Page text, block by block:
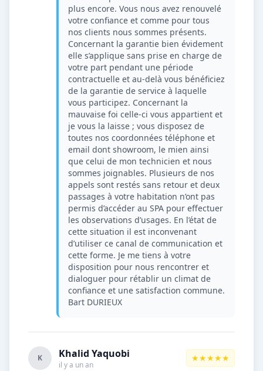
plus encore. Vous nous avez renouvelé
votre confiance et comme pour tous
nos clients nous sommes présents.
Concernant la garantie bien évidement
elle s’applique sans prise en charge de
votre part pendant une période
contractuelle et au-delà vous bénéficiez
de la garantie de service à laquelle
vous participez. Concernant la
mauvaise foi celle-ci vous appartient et
je vous la laisse ; vous disposez de
toutes nos coordonnées téléphone et
email dont showroom, le mien ainsi
que celui de mon technicien et nous
sommes joignables. Plusieurs de nos
appels sont restés sans retour et deux
passages à votre habitation n’ont pas
permis d’accéder au SPA pour effectuer
les observations d’usages. En l’état de
cette situation il est inconvenant
d’utiliser ce canal de communication et
cette forme. Je me tiens à votre
disposition pour nous rencontrer et
dialoguer pour rétablir un climat de
confiance et une satisfaction commune.
Bart DURIEUX
K Khalid Yaquobi
il y a un an
★★★★★